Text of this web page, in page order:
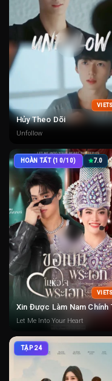
Hủy Theo Dõi
Unfollow
HOÀN TẤT (10/10) 7.0
Let Me Into Your Heart
TẬP 24